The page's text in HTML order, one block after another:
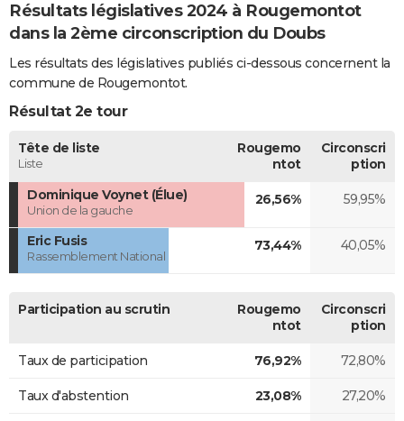
Bricolage
Lifestyle
Culture
Sport
Auto
Television
Voyage
Cinema
Résultats législatives 2024 à Rougemontot
dans la 2ème circonscription du Doubs
Les résultats des législatives publiés ci-dessous concernent la
commune de Rougemontot.
Résultat 2e tour
Tête de liste
Liste
Rougemo
ntot
Circonscri
ption
Dominique Voynet (Élue)
Union de la gauche
26,56% 59,95%
Eric Fusis
Rassemblement National
73,44% 40,05%
Participation au scrutin
Rougemo
ntot
Circonscri
ption
Taux de participation 76,92% 72,80%
Taux d'abstention 23,08% 27,20%